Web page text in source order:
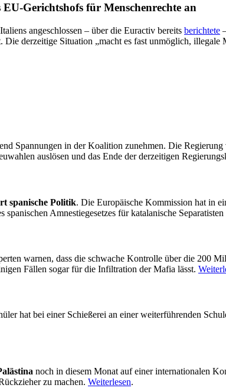
Gerichtshofs für Menschenrechte an
angeschlossen – über die Euractiv bereits berichtete
derzeitige Situation „macht es fast unmöglich, illegale
Spannungen in der Koalition zunehmen. Die
auslösen und das Ende der derzeitigen
spanische Politik. Die Europäische Kommission hat in
Amnestiegesetzes für katalanische Separatisten
warnen, dass die schwache Kontrolle über die 200
Fällen sogar für die Infiltration der Mafia lässt.
hat bei einer Schießerei an einer weiterführenden
noch in diesem Monat auf einer internationalen
zu machen. Weiterlesen.